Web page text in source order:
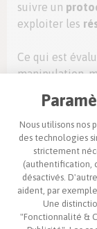
Nous utilisons nos
des technologies
strictement
(authentification,
désactivés.
aident, par
Une
"Fonctionnalité &
suivre un
exploiter les
Ce qui est
manipulation,
conclusion. La
laméthode de
Ce que
En spécialité
correcteurs